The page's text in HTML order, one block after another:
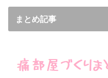
まとめ記事